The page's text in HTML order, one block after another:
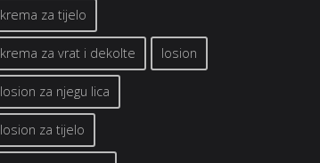
krema za tijelo
krema za vrat i dekolte losion
losion za njegu lica
losion za tijelo